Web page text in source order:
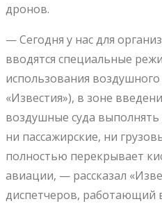
дронов.
— Сегодня у нас для
вводятся специальные
использования
«Известия»), в зоне
воздушные суда
ни пассажирские, ни
полностью перекрывает
авиации, — рассказал
диспетчеров, работающий